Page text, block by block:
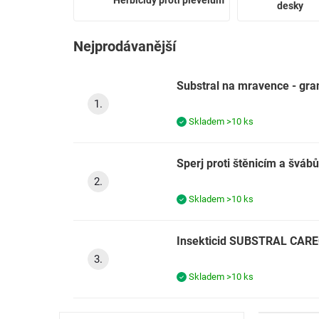
desky
Nejprodávanější
Substral na mravence -
Skladem >10 ks
Sperj proti štěnicím a
Skladem >10 ks
Insekticid SUBSTRAL
Skladem >10 ks